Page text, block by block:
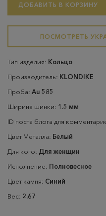
ДОБАВИТЬ В КОРЗИНУ
ПОСМОТРЕТЬ
Тип изделия: Кольцо
Производитель: KLONDIKE
Проба: Au 585
Ширина шинки: 1.5 мм
ID поста блога для
Цвет Металла: Белый
Для кого: Для женщин
Исполнение: Полновесное
Цвет камня: Синий
Вес: 2.67